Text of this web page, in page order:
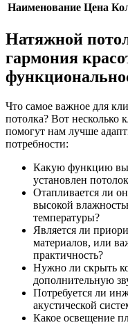
Наименование Цена
Натяжной
гармония
Что самое важное для
потолка? Вот несколько
помогут нам лучше
потребности:
Какую функцию
установлен потолок
Отапливается ли
высокой
температуры?
Является ли
материалов, или
практичность?
Нужно ли скрыть
дополнительную
Потребуется ли
акустической
Какое освещение